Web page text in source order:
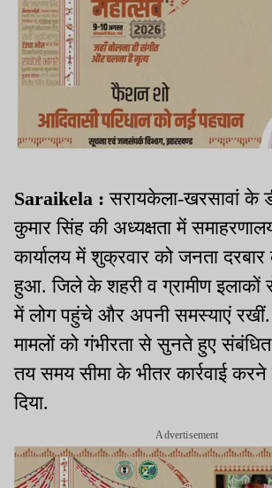
Saraikela : सरायकेला-खरसावां के
कुमार सिंह की अध्यक्षता में
कार्यालय में शुक्रवार को जनता
हुआ. जिले के शहरी व ग्रामीण इलाकों
में लोग पहुंचे और अपनी समस्याएं
मामलों को गंभीरता से सुनते हुए संबंधित
तय समय सीमा के भीतर कार्रवाई करने
दिया.
Advertisement